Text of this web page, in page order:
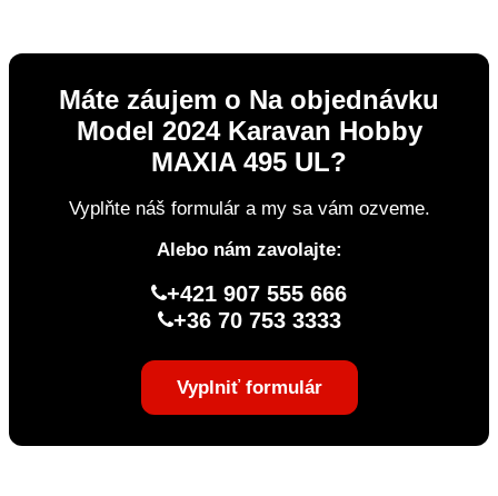
Máte záujem o Na objednávku
Model 2024 Karavan Hobby
MAXIA 495 UL?
Vyplňte náš formulár a my sa vám ozveme.
Alebo nám zavolajte:
+421 907 555 666
+36 70 753 3333
Vyplniť formulár